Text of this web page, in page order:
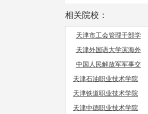
相关院校：
天津市工会管理干部学
院
天津外国语大学滨海外
事学院
中国人民解放军军事交
通学院
天津石油职业技术学院
天津铁道职业技术学院
天津中德职业技术学院